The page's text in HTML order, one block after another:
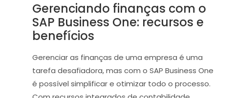
Gerenciando finanças com o
SAP Business One: recursos e
benefícios
Gerenciar as finanças de uma empresa é uma
tarefa desafiadora, mas com o SAP Business One
é possível simplificar e otimizar todo o processo.